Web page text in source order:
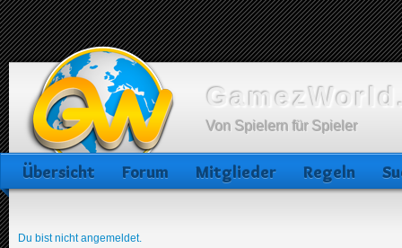
Von Spielern für Spieler
Übersicht Forum Mitglieder Regeln
Du bist nicht angemeldet.